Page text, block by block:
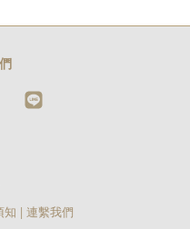
Instagram
知 | 連繫我們